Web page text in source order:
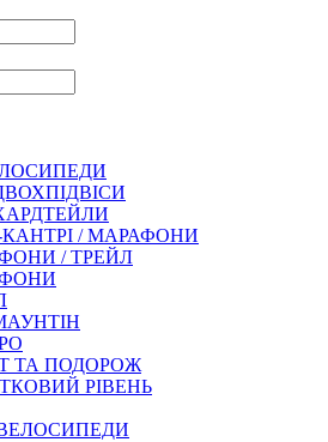
/ МАРАФОНИ
/ ТРЕЙЛ
ТА ПОДОРОЖ
РIВЕНЬ